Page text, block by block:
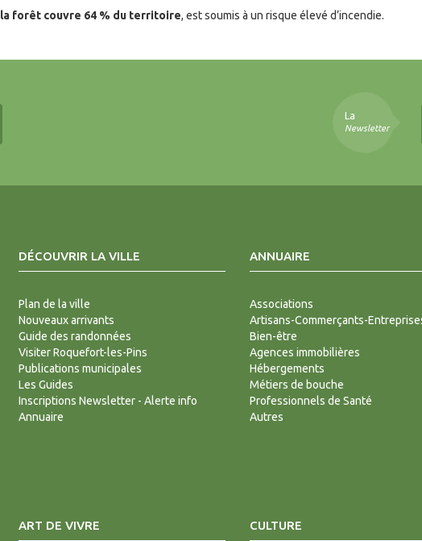
la forêt couvre 64 % du territoire, est soumis à un risque élevé d’incendie.
La
Newsletter
DÉCOUVRIR LA VILLE
Plan de la ville
Nouveaux arrivants
Guide des randonnées
Visiter Roquefort-les-Pins
Publications municipales
Les Guides
Inscriptions Newsletter - Alerte info
Annuaire
ANNUAIRE
Associations
Artisans-Commerçants-
Bien-être
Agences immobilières
Hébergements
Métiers de bouche
Professionnels de Santé
Autres
ART DE VIVRE CULTURE